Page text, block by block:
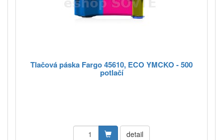
Tlačová páska Fargo 45610, ECO YMCKO - 500
potlačí
detail